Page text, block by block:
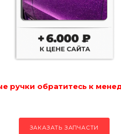
ручки обратитесь к
ЗАКАЗАТЬ ЗАПЧАСТИ